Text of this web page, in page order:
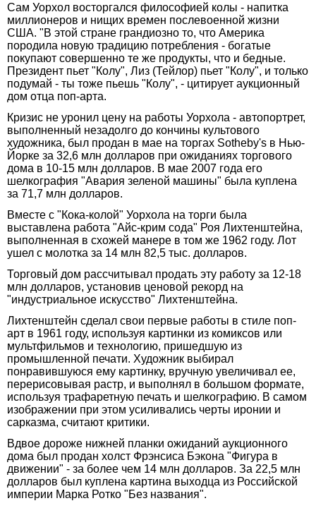
Сам Уорхол восторгался философией колы - напитка
миллионеров и нищих времен послевоенной жизни
США. "В этой стране грандиозно то, что Америка
породила новую традицию потребления - богатые
покупают совершенно те же продукты, что и бедные.
Президент пьет "Колу", Лиз (Тейлор) пьет "Колу", и только
подумай - ты тоже пьешь "Колу", - цитирует аукционный
дом отца поп-арта.
Кризис не уронил цену на работы Уорхола - автопортрет,
выполненный незадолго до кончины культового
художника, был продан в мае на торгах Sotheby's в Нью-
Йорке за 32,6 млн долларов при ожиданиях торгового
дома в 10-15 млн долларов. В мае 2007 года его
шелкография "Авария зеленой машины" была куплена
за 71,7 млн долларов.
Вместе с "Кока-колой" Уорхола на торги была
выставлена работа "Айс-крим сода" Роя Лихтенштейна,
выполненная в схожей манере в том же 1962 году. Лот
ушел с молотка за 14 млн 82,5 тыс. долларов.
Торговый дом рассчитывал продать эту работу за 12-18
млн долларов, установив ценовой рекорд на
"индустриальное искусство" Лихтенштейна.
Лихтенштейн сделал свои первые работы в стиле поп-
арт в 1961 году, используя картинки из комиксов или
мультфильмов и технологию, пришедшую из
промышленной печати. Художник выбирал
понравившуюся ему картинку, вручную увеличивал ее,
перерисовывая растр, и выполнял в большом формате,
используя трафаретную печать и шелкографию. В самом
изображении при этом усиливались черты иронии и
сарказма, считают критики.
Вдвое дороже нижней планки ожиданий аукционного
дома был продан холст Фрэнсиса Бэкона "Фигура в
движении" - за более чем 14 млн долларов. За 22,5 млн
долларов был куплена картина выходца из Российской
империи Марка Ротко "Без названия".